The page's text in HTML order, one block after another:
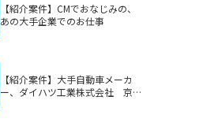
【紹介案件】CMでおなじみの、
あの大手企業でのお仕事
【紹介案件】大手自動車メーカ
ー、ダイハツ工業株式会社 京都